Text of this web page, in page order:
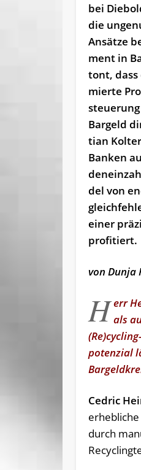
bei
die
An­sät­ze
ment in
tont,
mier­te
Bar­geld
ti­an
Ban­ken
del von
ei­ner
profitiert.
von Dunja
H err
als
potenzial
Cedric
durch